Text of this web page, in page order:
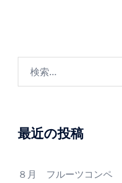
ト
バ
ク
ン
最近の投稿
８月 フルーツコンペ